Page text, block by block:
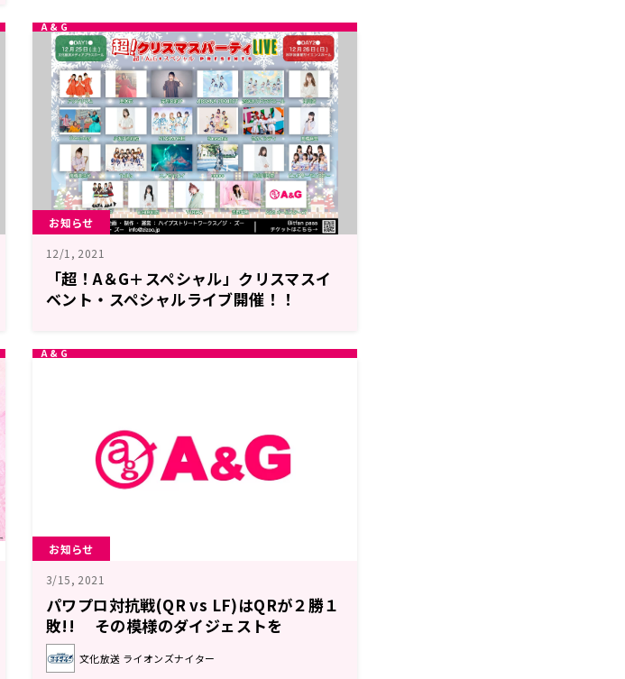
お知らせ
12/1, 2021
「超！A＆G＋スペシャル」クリスマスイ
ベント・スペシャルライブ開催！！
お知らせ
3/15, 2021
パワプロ対抗戦(QR vs LF)はQRが２勝１
敗!! その模様のダイジェストを
3/19(金)16時からの超！A&G＋スペシャ
ルで放送！
文化放送 ライオンズナイター